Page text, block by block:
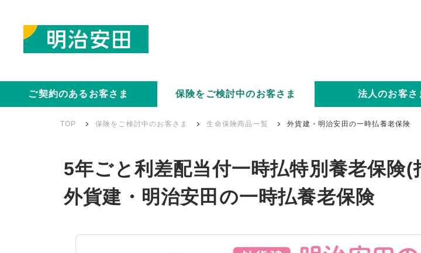
ご契約のあるお客さま 保険をご検討中のお客さま 法人のお客さ
TOP 保険をご検討中のお客さま 生命保険商品一覧 外貨建・明治安田の一時払養老保険
5年ごと利差配当付一時払特別養老保険(
外貨建・明治安田の一時払養老保険